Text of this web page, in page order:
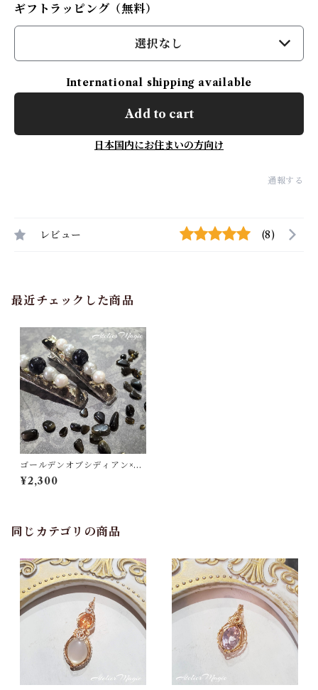
ギフトラッピング（無料）
選択なし
International shipping available
Add to cart
日本国内にお住まいの方向け
通報する
レビュー (8)
最近チェックした商品
ゴールデンオブシディアン×パ
ールのヘアクリップ
¥2,300
同じカテゴリの商品